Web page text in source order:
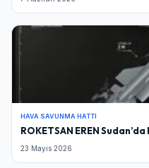
HAVA SAVUNMA HATTI
ROKETSAN EREN
23 Mayıs 2026